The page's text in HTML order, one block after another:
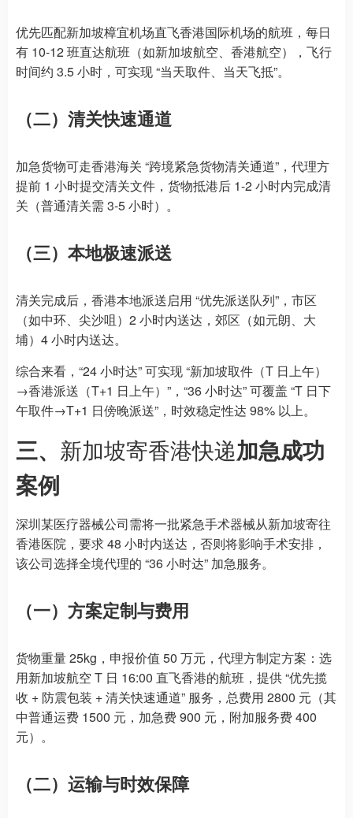
优先匹配新加坡樟宜机场直飞香港国际机场的航班，每日
有 10-12 班直达航班（如新加坡航空、香港航空），飞行
时间约 3.5 小时，可实现 “当天取件、当天飞抵”。
（二）清关快速通道
加急货物可走香港海关 “跨境紧急货物清关通道”，代理方
提前 1 小时提交清关文件，货物抵港后 1-2 小时内完成清
关（普通清关需 3-5 小时）。
（三）本地极速派送
清关完成后，香港本地派送启用 “优先派送队列”，市区
（如中环、尖沙咀）2 小时内送达，郊区（如元朗、大
埔）4 小时内送达。
综合来看，“24 小时达” 可实现 “新加坡取件（T 日上午）
→香港派送（T+1 日上午）”，“36 小时达” 可覆盖 “T 日下
午取件→T+1 日傍晚派送”，时效稳定性达 98% 以上。
三、 新加坡寄香港快递加急成功
案例
深圳某医疗器械公司需将一批紧急手术器械从新加坡寄往
香港医院，要求 48 小时内送达，否则将影响手术安排，
该公司选择全境代理的 “36 小时达” 加急服务。
（一）方案定制与费用
货物重量 25kg，申报价值 50 万元，代理方制定方案：选
用新加坡航空 T 日 16:00 直飞香港的航班，提供 “优先揽
收 + 防震包装 + 清关快速通道” 服务，总费用 2800 元（其
中普通运费 1500 元，加急费 900 元，附加服务费 400
元）。
（二）运输与时效保障